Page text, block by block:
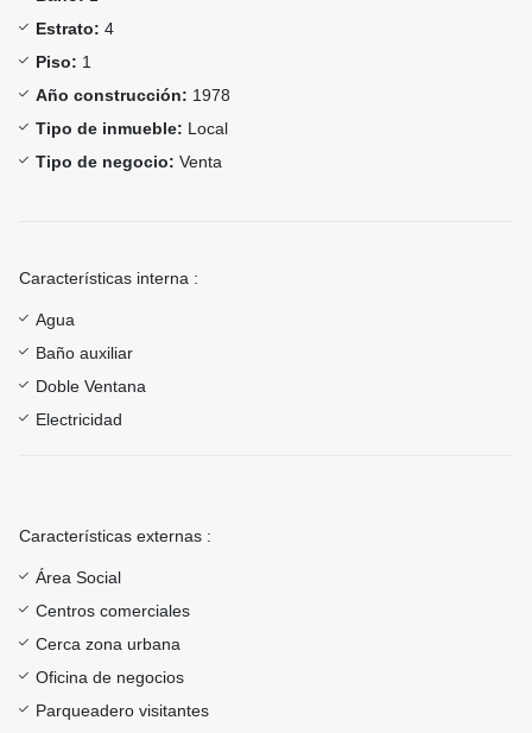
Estrato: 4
Piso: 1
Año construcción: 1978
Tipo de inmueble: Local
Tipo de negocio: Venta
Características interna :
Agua
Baño auxiliar
Doble Ventana
Electricidad
Características externas :
Área Social
Centros comerciales
Cerca zona urbana
Oficina de negocios
Parqueadero visitantes